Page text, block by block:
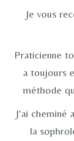
Je vous
Praticienne
a toujours
méthode
J'ai cheminé
la